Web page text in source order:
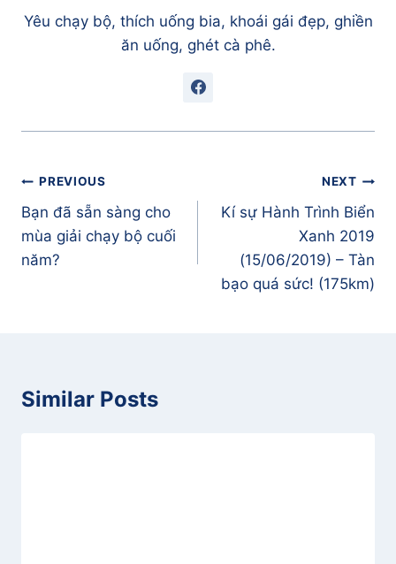
Yêu chạy bộ, thích uống bia, khoái gái đẹp, ghiền
ăn uống, ghét cà phê.
Điều
hướng
bài
viết
PREVIOUS
Bạn đã sẵn sàng cho
mùa giải chạy bộ cuối
năm?
NEXT
Kí sự Hành Trình Biển
Xanh 2019
(15/06/2019) – Tàn
bạo quá sức! (175km)
Similar Posts